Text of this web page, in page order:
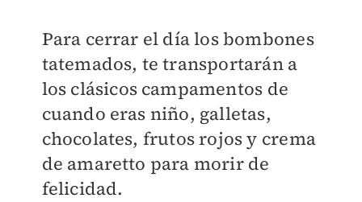
Para cerrar el día los bombones
tatemados, te transportarán a
los clásicos campamentos de
cuando eras niño, galletas,
chocolates, frutos rojos y crema
de amaretto para morir de
felicidad.